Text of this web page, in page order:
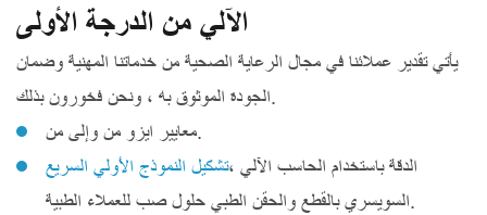
الآلي من الدرجة الأولى
يأتي تقدير عملائنا في مجال الرعاية الصحية من خدماتنا المهنية وضمان
الجودة الموثوق به ، ونحن فخورون بذلك.
معايير ايزو من وإلى من.
تشكيل النموذج الأولي السريع، الدقة باستخدام الحاسب الآلي
السويسري بالقطع والحقن الطبي حلول صب للعملاء الطبية.